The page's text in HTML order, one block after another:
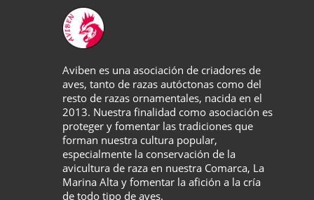
Aviben es una asociación de criadores de
aves, tanto de razas autóctonas como del
resto de razas ornamentales, nacida en el
2013. Nuestra finalidad como asociación es
proteger y fomentar las tradiciones que
forman nuestra cultura popular,
especialmente la conservación de la
avicultura de raza en nuestra Comarca, La
Marina Alta y fomentar la afición a la cría
de todo tipo de aves.